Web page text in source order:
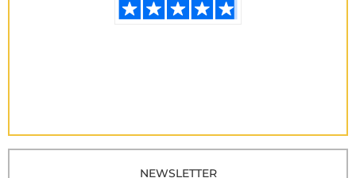
NEWSLETTER